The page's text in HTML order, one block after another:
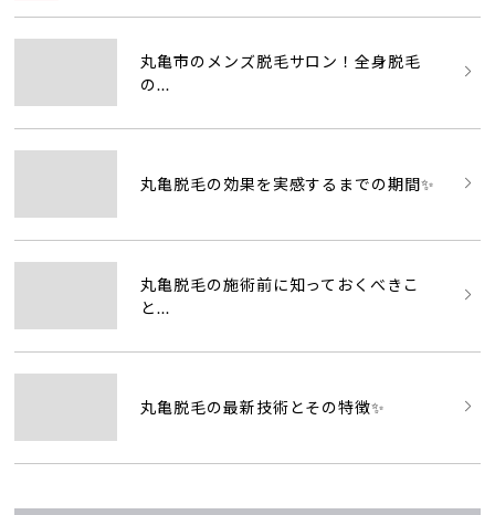
丸亀市のメンズ脱毛サロン！全身脱毛
の...
丸亀脱毛の効果を実感するまでの期間✨
丸亀脱毛の施術前に知っておくべきこ
と...
丸亀脱毛の最新技術とその特徴✨